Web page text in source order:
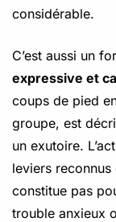
considérable.
C’est aussi un
expressive et
coups de pied
groupe, est
un exutoire.
leviers
constitue pas
trouble anxieux